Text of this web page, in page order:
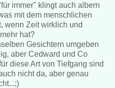
immer" klingt auch albern
mit dem menschlichen
wenn Zeit wirklich und
hat?
Gesichtern umgeben
aber Cedward und Co
diese Art von Tiefgang sind
nicht da, aber genau